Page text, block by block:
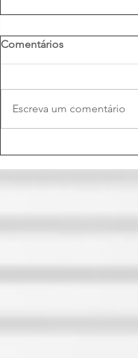
Comentários
Escreva um comentário